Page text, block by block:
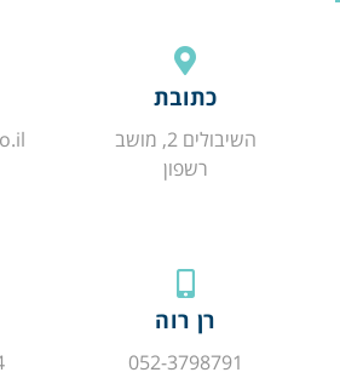
כתובת
השיבולים 2, מושב
רשפון
רן רוה
052-3798791